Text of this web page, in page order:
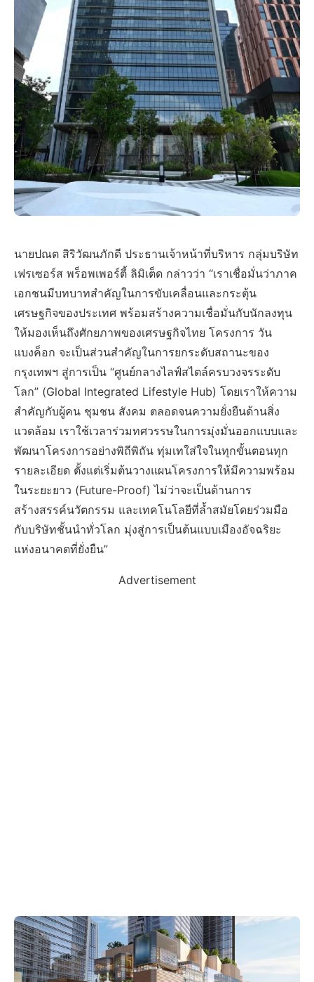
นายปณต สิริวัฒนภักดี ประธานเจ้าหน้าที่บริหาร กลุ่มบริษัท
เฟรเซอร์ส พร็อพเพอร์ตี้ ลิมิเต็ด กล่าวว่า “เราเชื่อมั่นว่าภาค
เอกชนมีบทบาทสำคัญในการขับเคลื่อนและกระตุ้น
เศรษฐกิจของประเทศ พร้อมสร้างความเชื่อมั่นกับนักลงทุน
ให้มองเห็นถึงศักยภาพของเศรษฐกิจไทย โครงการ วัน
แบงค็อก จะเป็นส่วนสำคัญในการยกระดับสถานะของ
กรุงเทพฯ สู่การเป็น “ศูนย์กลางไลฟ์สไตล์ครบวงจรระดับ
โลก” (Global Integrated Lifestyle Hub) โดยเราให้ความ
สำคัญกับผู้คน ชุมชน สังคม ตลอดจนความยั่งยืนด้านสิ่ง
แวดล้อม เราใช้เวลาร่วมทศวรรษในการมุ่งมั่นออกแบบและ
พัฒนาโครงการอย่างพิถีพิถัน ทุ่มเทใส่ใจในทุกขั้นตอนทุก
รายละเอียด ตั้งแต่เริ่มต้นวางแผนโครงการให้มีความพร้อม
ในระยะยาว (Future-Proof) ไม่ว่าจะเป็นด้านการ
สร้างสรรค์นวัตกรรม และเทคโนโลยีที่ล้ำสมัยโดยร่วมมือ
กับบริษัทชั้นนำทั่วโลก มุ่งสู่การเป็นต้นแบบเมืองอัจฉริยะ
แห่งอนาคตที่ยั่งยืน”
Advertisement